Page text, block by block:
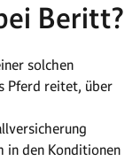
Beritt?
solchen
Pferd reitet, über
in den Konditionen